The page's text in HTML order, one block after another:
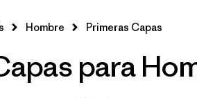
Filtrar por
Deporte
Filtrar por
Color
Hombre Primeras Capas
para